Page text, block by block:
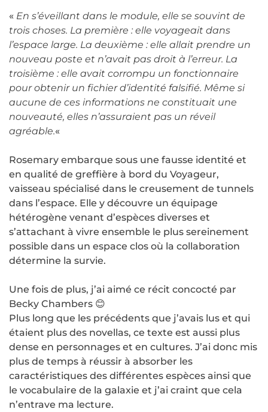
« En s’éveillant dans le module, elle se souvint de
trois choses. La première : elle voyageait dans
l’espace large. La deuxième : elle allait prendre un
nouveau poste et n’avait pas droit à l’erreur. La
troisième : elle avait corrompu un fonctionnaire
pour obtenir un fichier d’identité falsifié. Même si
aucune de ces informations ne constituait une
nouveauté, elles n’assuraient pas un réveil
agréable.«
Rosemary embarque sous une fausse identité et
en qualité de greffière à bord du Voyageur,
vaisseau spécialisé dans le creusement de tunnels
dans l’espace. Elle y découvre un équipage
hétérogène venant d’espèces diverses et
s’attachant à vivre ensemble le plus sereinement
possible dans un espace clos où la collaboration
détermine la survie.
Une fois de plus, j’ai aimé ce récit concocté par
Becky Chambers 😊
Plus long que les précédents que j’avais lus et qui
étaient plus des novellas, ce texte est aussi plus
dense en personnages et en cultures. J’ai donc mis
plus de temps à réussir à absorber les
caractéristiques des différentes espèces ainsi que
le vocabulaire de la galaxie et j’ai craint que cela
n’entrave ma lecture.